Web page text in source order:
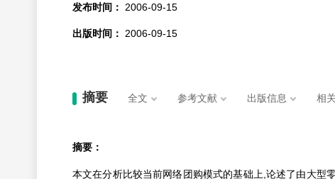
发布时间： 2006-09-15
出版时间： 2006-09-15
摘要 全文 参考文献 出版信息 相
摘要：
本文在分析比较当前网络团购模式的基础上,论述了由大型